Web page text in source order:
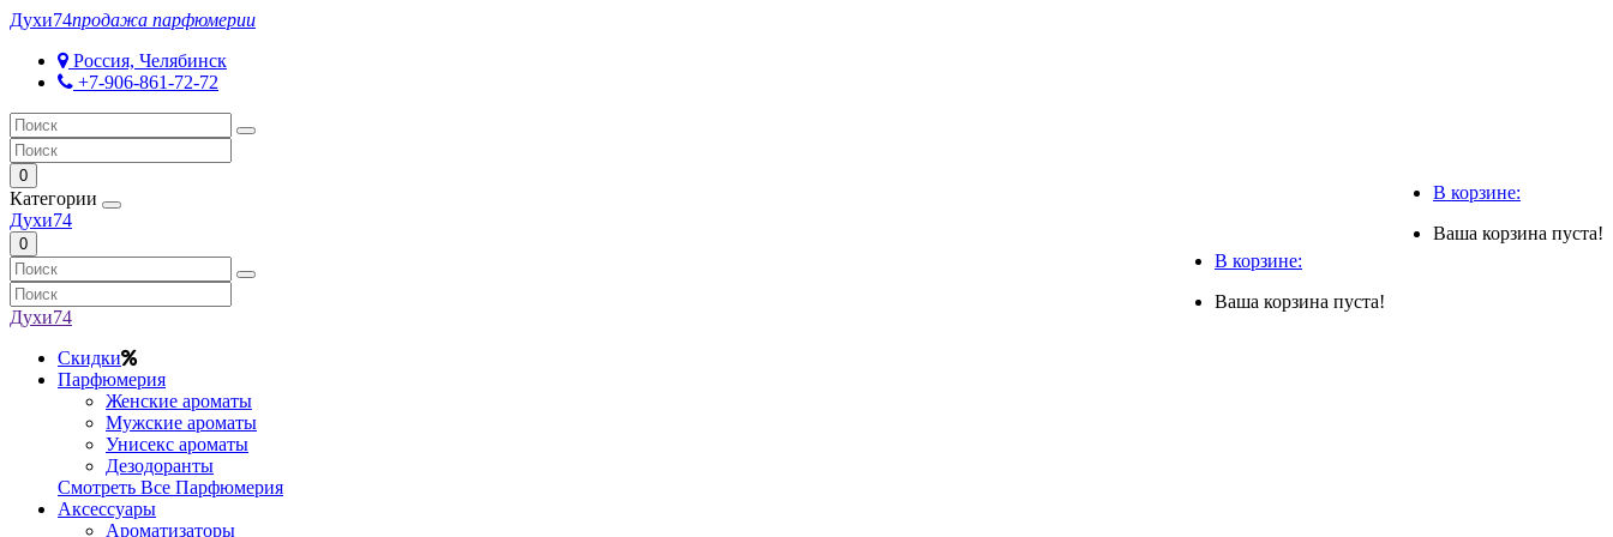
Духи74продажа парфюмерии
Россия, Челябинск
+7-906-861-72-72
0
В корзине:
Ваша корзина пуста!
Категории
Духи74
0
В корзине:
Ваша корзина пуста!
Духи74
Скидки
Парфюмерия
Женские ароматы
Мужские ароматы
Унисекс ароматы
Дезодоранты
Смотреть Все Парфюмерия
Аксессуары
Ароматизаторы